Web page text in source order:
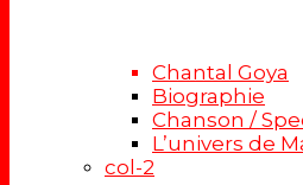
Chantal Goya
Biographie
Chanson /
L’univers de
col-2